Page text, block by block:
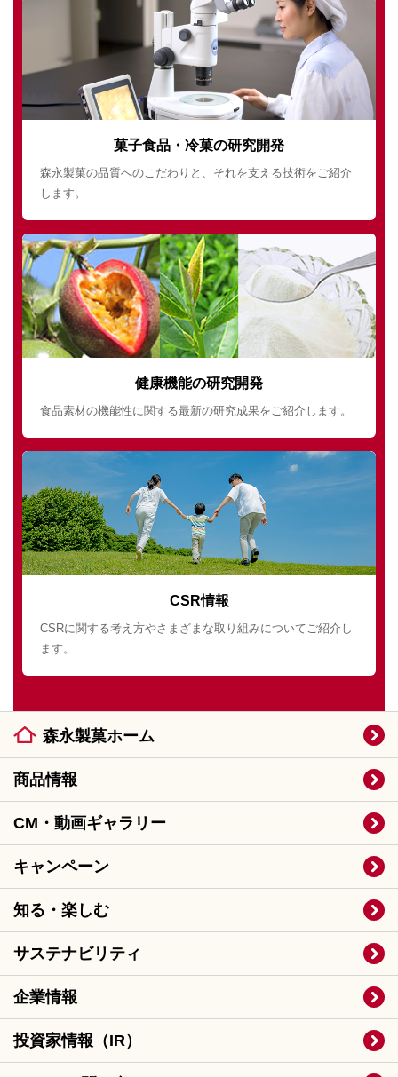
菓子食品・冷菓の研究開発
森永製菓の品質へのこだわりと、それを支える技術をご紹介
します。
健康機能の研究開発
食品素材の機能性に関する最新の研究成果をご紹介します。
CSR情報
CSRに関する考え方やさまざまな取り組みについてご紹介し
ます。
森永製菓ホーム
商品情報
CM・動画ギャラリー
キャンペーン
知る・楽しむ
サステナビリティ
企業情報
投資家情報（IR）